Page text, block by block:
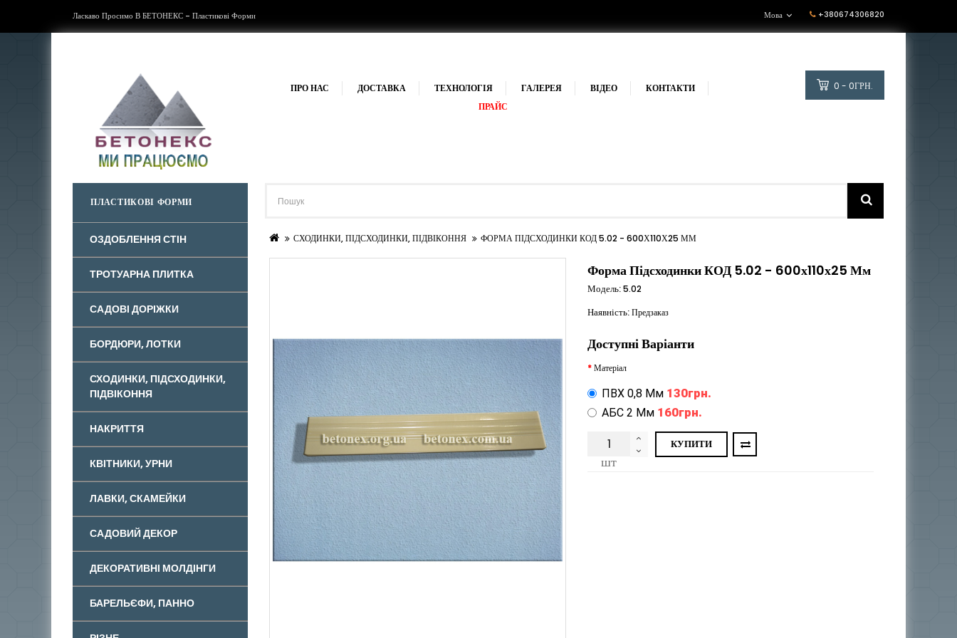
Ласкаво Просимо В БЕТОНЕКС - Пластикові Форми +380674306820
Мова
ПРО НАС ДОСТАВКА ТЕХНОЛОГІЯ ГАЛЕРЕЯ ВІДЕО
КОНТАКТИ
ПРАЙС
0 - 0ГРН.
ПЛАСТИКОВІ ФОРМИ
ОЗДОБЛЕННЯ СТІН
ТРОТУАРНА ПЛИТКА
САДОВІ ДОРІЖКИ
БОРДЮРИ, ЛОТКИ
СХОДИНКИ, ПІДСХОДИНКИ,
ПІДВІКОННЯ
НАКРИТТЯ
КВІТНИКИ, УРНИ
ЛАВКИ, СКАМЕЙКИ
САДОВИЙ ДЕКОР
ДЕКОРАТИВНІ МОЛДІНГИ
БАРЕЛЬЄФИ, ПАННО
СХОДИНКИ, ПІДСХОДИНКИ, ПІДВІКОННЯ ФОРМА ПІДСХОДИНКИ КОД 5.02 - 600Х110Х25 ММ
Форма Підсходинки КОД 5.02 - 600х110х25 Мм
Модель:5.02
Наявність:Предзаказ
Доступні Варіанти
Матеріал
ПВХ 0,8 Мм 130грн.
АБС 2 Мм 160грн.
шт
КУПИТИ